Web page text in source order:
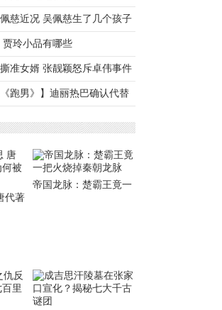
慈近况 吴佩慈生了几个孩子
贾玲小品有哪些
准女婿 张靓颖怒斥卓伟事件
《跑男》】迪丽热巴确认代替
代著
帝国龙脉：楚霸王竟一